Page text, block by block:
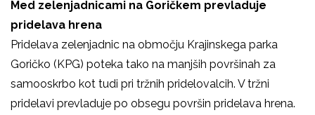
Med zelenjadnicami na Goričkem prevladuje
pridelava hrena
Pridelava zelenjadnic na območju Krajinskega parka
Goričko (KPG) poteka tako na manjših površinah za
samooskrbo kot tudi pri tržnih pridelovalcih. V tržni
pridelavi prevladuje po obsegu površin pridelava hrena.